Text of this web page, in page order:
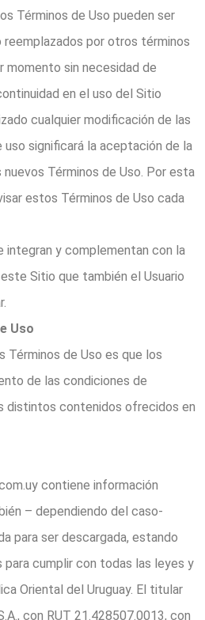
Términos de Uso pueden ser
por otros términos
momento sin necesidad de
en el uso del Sitio
cualquier modificación de las
significará la aceptación de la
Términos de Uso. Por esta
estos Términos de Uso cada
integran y complementan con la
Sitio que también el Usuario
Uso
Términos de Uso es que los
de las condiciones de
distintos contenidos ofrecidos en
contiene información
– dependiendo del caso-
para ser descargada, estando
cumplir con todas las leyes y
Oriental del Uruguay. El titular
con RUT 21.428507.0013, con